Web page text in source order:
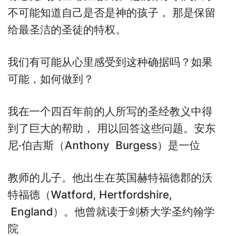
不可能知道自己是否是神的孩子， 那是保留
给最圣洁的圣徒的特权。
我们有可能从心里感受到这种确据吗？如果
可能，如何做到？
我在一个四百年前的人所写的圣经教义中得
到了巨大的帮助， 用以回答这些问题。安东
尼·伯吉斯（Anthony Burgess）是一位
教师的儿子。他出生在英国赫特福德郡的沃
特福德（Watford, Hertfordshire,
England）。他曾就读于剑桥大学圣约翰学
院